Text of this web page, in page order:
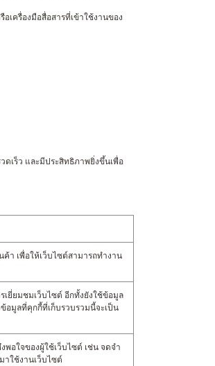
เครื่องมือสื่อสารที่เข้าใช้งานของ
ดเร็ว และมีประสิทธิภาพยิ่งขึ้นเพื่อ
า เพื่อให้เว็บไซต์สามารถทำงาน
เยี่ยมชมเว็บไซต์ อีกทั้งยังใช้ข้อมูล
มูลที่คุกกี้ที่เก็บรวบรวมนี้จะเป็น
อใจของผู้ใช้เว็บไซต์ เช่น จดจำ
าใช้งานเว็บไซต์